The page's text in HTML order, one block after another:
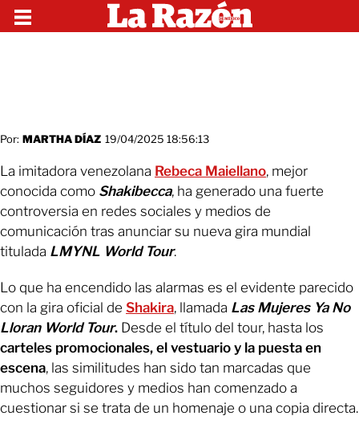
Por: MARTHA DÍAZ 19/04/2025 18:56:13
La imitadora venezolana Rebeca Maiellano, mejor
conocida como Shakibecca, ha generado una fuerte
controversia en redes sociales y medios de
comunicación tras anunciar su nueva gira mundial
titulada LMYNL World Tour.
Lo que ha encendido las alarmas es el evidente parecido
con la gira oficial de Shakira, llamada Las Mujeres Ya No
Lloran World Tour. Desde el título del tour, hasta los
carteles promocionales, el vestuario y la puesta en
escena, las similitudes han sido tan marcadas que
muchos seguidores y medios han comenzado a
cuestionar si se trata de un homenaje o una copia directa.